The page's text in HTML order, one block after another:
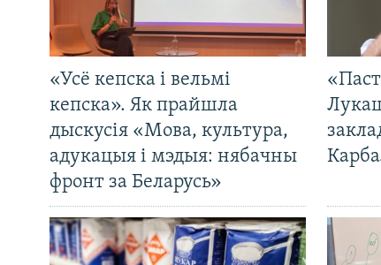
«Усё кепска і вельмі
кепска». Як прайшла
дыскусія «Мова, культура,
адукацыя і мэдыя: нябачны
фронт за Беларусь»